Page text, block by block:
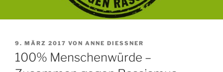
VERÖFFENTLICHT
AM
9. MÄRZ 2017 VON ANNE DIESSNER
100% Menschenwürde –